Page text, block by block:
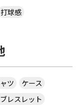
ん 。 もしかし
は スピンは相手
ラケット付近をダ
すのでやっぱり
・・・
打球感
ツ
ケース
レスレット